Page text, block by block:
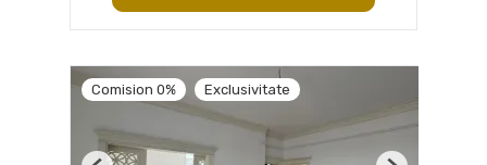
Comision 0% Exclusivitate